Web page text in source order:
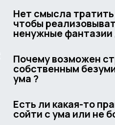
Нет смысла
чтобы
Почему возможен
собственным
ума ?
Есть ли какая-то
сойти с ума или не